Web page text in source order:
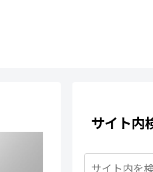
サイト内